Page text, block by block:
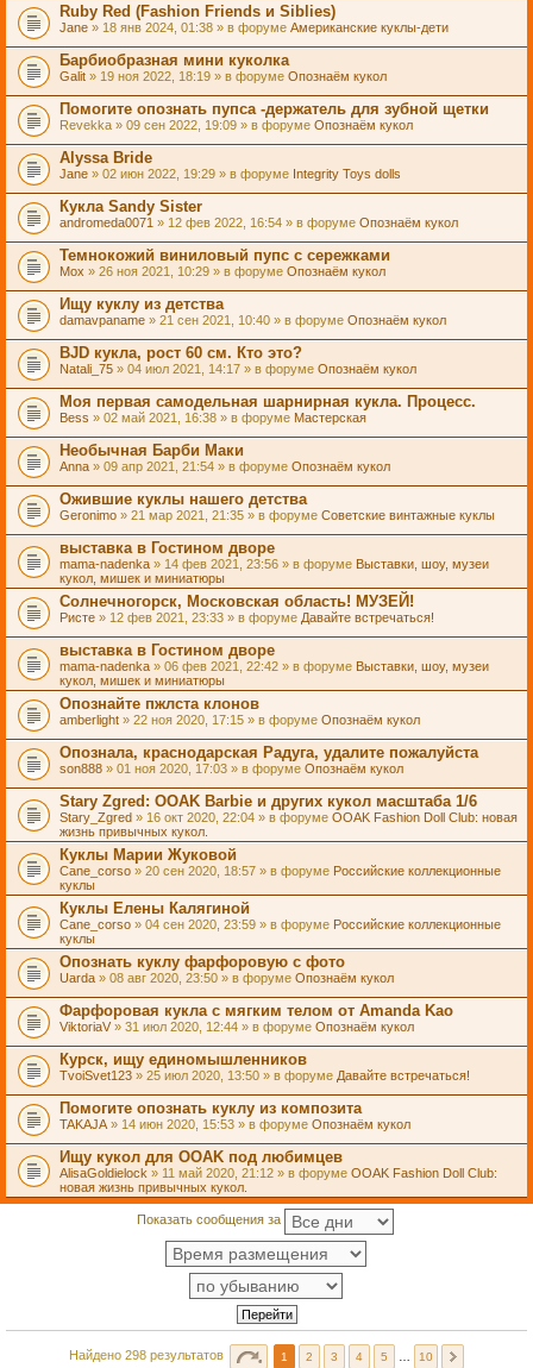
Ruby Red (Fashion Friends и Siblies)
Jane » 18 янв 2024, 01:38 » в форуме Американские куклы-дети
Барбиобразная мини куколка
Galit » 19 ноя 2022, 18:19 » в форуме Опознаём кукол
Помогите опознать пупса -держатель для зубной щетки
Revekka » 09 сен 2022, 19:09 » в форуме Опознаём кукол
Alyssa Bride
Jane » 02 июн 2022, 19:29 » в форуме Integrity Toys dolls
Кукла Sandy Sister
andromeda0071 » 12 фев 2022, 16:54 » в форуме Опознаём кукол
Темнокожий виниловый пупс с сережками
Mox » 26 ноя 2021, 10:29 » в форуме Опознаём кукол
Ищу куклу из детства
damavpaname » 21 сен 2021, 10:40 » в форуме Опознаём кукол
BJD кукла, рост 60 см. Кто это?
Natali_75 » 04 июл 2021, 14:17 » в форуме Опознаём кукол
Моя первая самодельная шарнирная кукла. Процесс.
Bess » 02 май 2021, 16:38 » в форуме Мастерская
Необычная Барби Маки
Anna » 09 апр 2021, 21:54 » в форуме Опознаём кукол
Ожившие куклы нашего детства
Geronimo » 21 мар 2021, 21:35 » в форуме Советские винтажные куклы
выставка в Гостином дворе
mama-nadenka » 14 фев 2021, 23:56 » в форуме Выставки, шоу, музеи
кукол, мишек и миниатюры
Солнечногорск, Московская область! МУЗЕЙ!
Ристе » 12 фев 2021, 23:33 » в форуме Давайте встречаться!
выставка в Гостином дворе
mama-nadenka » 06 фев 2021, 22:42 » в форуме Выставки, шоу, музеи
кукол, мишек и миниатюры
Опознайте пжлста клонов
amberlight » 22 ноя 2020, 17:15 » в форуме Опознаём кукол
Опознала, краснодарская Радуга, удалите пожалуйста
son888 » 01 ноя 2020, 17:03 » в форуме Опознаём кукол
Stary Zgred: OOAK Barbie и других кукол масштаба 1/6
Stary_Zgred » 16 окт 2020, 22:04 » в форуме OOAK Fashion Doll Club: новая
жизнь привычных кукол.
Куклы Марии Жуковой
Cane_corso » 20 сен 2020, 18:57 » в форуме Российские коллекционные
куклы
Куклы Елены Калягиной
Cane_corso » 04 сен 2020, 23:59 » в форуме Российские коллекционные
куклы
Опознать куклу фарфоровую с фото
Uarda » 08 авг 2020, 23:50 » в форуме Опознаём кукол
Фарфоровая кукла с мягким телом от Amanda Kao
ViktoriaV» 31 июл 2020, 12:44 » в форуме Опознаём кукол
Курск, ищу единомышленников
TvoiSvet123 » 25 июл 2020, 13:50 » в форуме Давайте встречаться!
Помогите опознать куклу из композита
TAKAJA » 14 июн 2020, 15:53 » в форуме Опознаём кукол
Ищу кукол для OOAK под любимцев
AlisaGoldielock » 11 май 2020, 21:12 » в форуме OOAK Fashion Doll Club:
новая жизнь привычных кукол.
Показать сообщения за
Найдено 298 результатов 1 2 3 4 5 10